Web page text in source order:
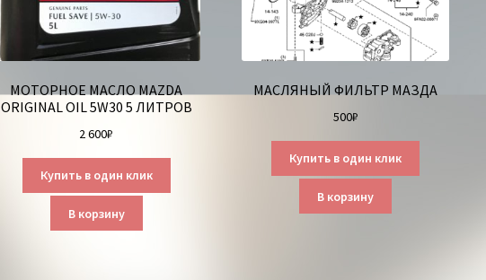
МОТОРНОЕ МАСЛО MAZDA
ORIGINAL OIL 5W30 5 ЛИТРОВ
2 600₽
Купить в один клик
В корзину
МАСЛЯНЫЙ ФИЛЬТР МАЗДА
500₽
Купить в один клик
В корзину